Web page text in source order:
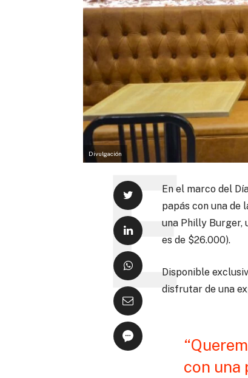
Divulgación
En el marco del
papás con una de
una Philly Burger,
es de $26.000).
Disponible
disfrutar de una
con una